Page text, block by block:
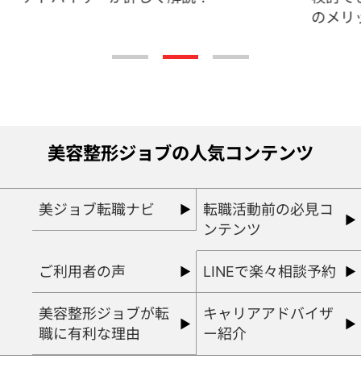
美容整形ジョブの人気コンテンツ
美ジョブ転職ナビ
転職活動前の必見コ
ンテンツ
ご利用者の声 LINEで楽々相談予約
美容整形ジョブが転
職に有利な理由
キャリアアドバイザ
ー紹介